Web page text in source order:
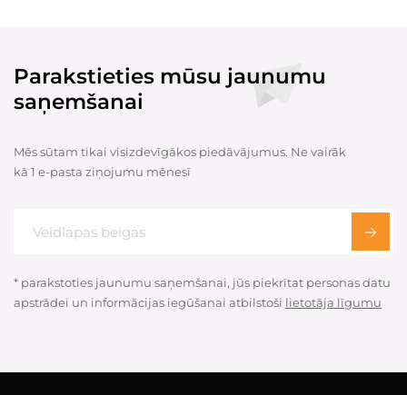
Parakstieties mūsu jaunumu
saņemšanai
Mēs sūtam tikai visizdevīgākos piedāvājumus. Ne vairāk
kā 1 e-pasta ziņojumu mēnesī
* parakstoties jaunumu saņemšanai, jūs piekrītat personas datu
apstrādei un informācijas iegūšanai atbilstoši lietotāja līgumu